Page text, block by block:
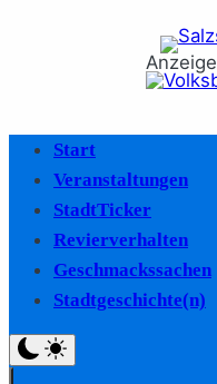
Anzeige
Start
Veranstaltungen
StadtTicker
Revierverhalten
Geschmackssachen
Stadtgeschichte(n)